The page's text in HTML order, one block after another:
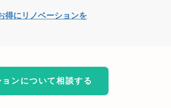
得にリノベーションを
ョンについて相談する